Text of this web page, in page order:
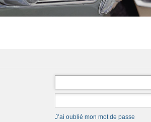
J’ai oublié mon mot de passe